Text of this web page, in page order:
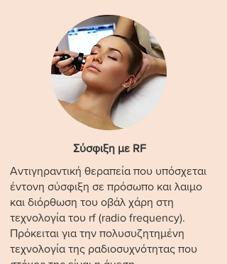
Σύσφιξη με RF
Αντιγηραντική θεραπεία που υπόσχεται
έντονη σύσφιξη σε πρόσωπο και λαιμο
και διόρθωση του οβάλ χάρη στη
τεχνολογία του rf (radio frequency).
Πρόκειται για την πολυσυζητημένη
τεχνολογία της ραδιοσυχνότητας που